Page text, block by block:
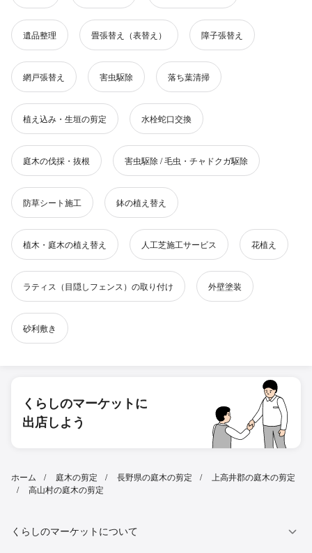
遺品整理 畳張替え（表替え） 障子張替え
網戸張替え 害虫駆除 落ち葉清掃
植え込み・生垣の剪定 水栓蛇口交換
庭木の伐採・抜根 害虫駆除 / 毛虫・チャドクガ駆除
防草シート施工 鉢の植え替え
植木・庭木の植え替え 人工芝施工サービス 花植え
ラティス（目隠しフェンス）の取り付け 外壁塗装
砂利敷き
くらしのマーケットに
出店しよう
ホーム 庭木の剪定 長野県の庭木の剪定
上高井郡の庭木の剪定
高山村の庭木の剪定
くらしのマーケットについて